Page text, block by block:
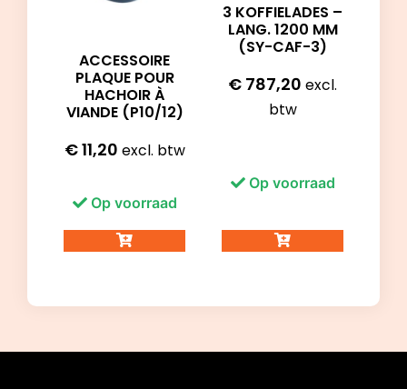
ACCESSOIRE
PLAQUE POUR
HACHOIR À
VIANDE (P10/12)
€11,20 excl. btw
Op voorraad
3 KOFFIELADES –
LANG. 1200 MM
(SY-CAF-3)
€ 787,20 excl.
btw
Op voorraad